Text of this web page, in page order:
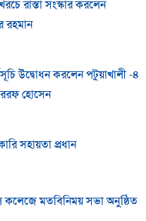
রাস্তা সংস্কার করলেন
রহমান
উদ্বোধন করলেন পটুয়াখালী -৪
হোসেন
সহায়তা প্রধান
মতবিনিময় সভা অনুষ্ঠিত